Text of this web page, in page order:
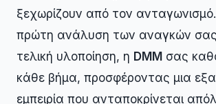
ξεχωρίζουν από τον
πρώτη ανάλυση των αναγκών σας
τελική υλοποίηση, η DMM σας
κάθε βήμα, προσφέροντας μια
εμπειρία που ανταποκρίνεται